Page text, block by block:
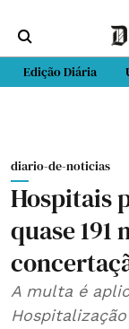
Edição Diária
diario-de-noticias
Hospitais
quase
A multa é
Hospitalização